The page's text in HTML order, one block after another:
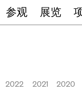
参观 展览
2022 2021 2020